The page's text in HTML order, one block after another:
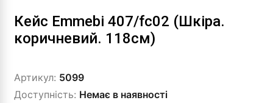
Кейс Emmebi 407/fc02 (Шкіра.
коричневий. 118см)
Артикул: 5099
Доступність: Немає в наявності